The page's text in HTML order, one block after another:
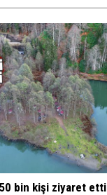
bin kişi ziyaret etti